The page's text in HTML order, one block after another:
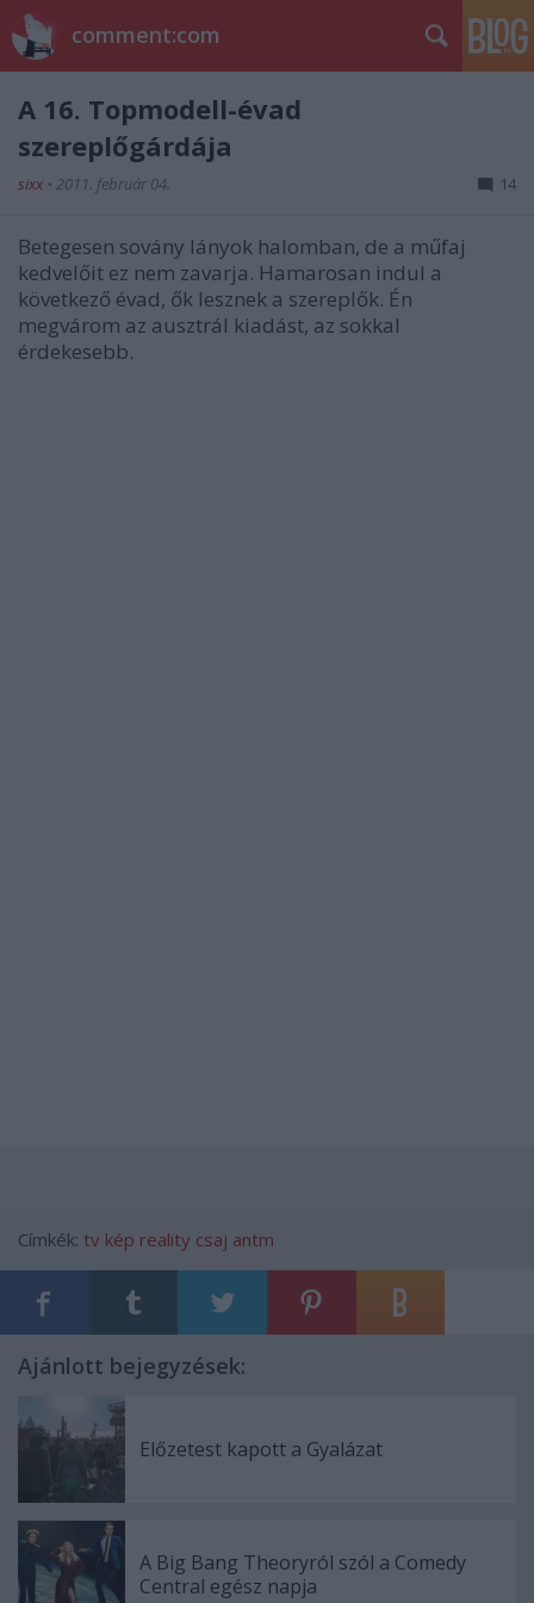
comment:com
A 16. Topmodell-évad
szereplőgárdája
sixx • 2011. február 04. 14
Betegesen sovány lányok halomban, de a műfaj
kedvelőit ez nem zavarja. Hamarosan indul a
következő évad, ők lesznek a szereplők. Én
megvárom az ausztrál kiadást, az sokkal
érdekesebb.
Címkék: tv kép reality csaj antm
Ajánlott bejegyzések:
Előzetest kapott a Gyalázat
A Big Bang Theoryról szól a Comedy
Central egész napja